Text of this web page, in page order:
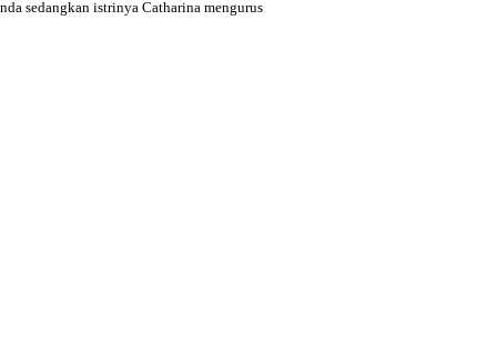
sedangkan istrinya Catharina mengurus